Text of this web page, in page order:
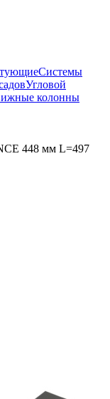
Системы
Угловой
колонны
448 мм L=497